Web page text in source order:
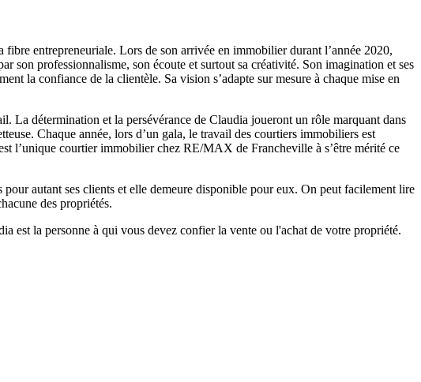
entrepreneuriale. Lors de son arrivée en immobilier durant l’année 2020,
son professionnalisme, son écoute et surtout sa créativité. Son imagination et ses
la confiance de la clientèle. Sa vision s’adapte sur mesure à chaque mise en
La détermination et la persévérance de Claudia joueront un rôle marquant dans
Chaque année, lors d’un gala, le travail des courtiers immobiliers est
l’unique courtier immobilier chez RE/MAX de Francheville à s’être mérité ce
autant ses clients et elle demeure disponible pour eux. On peut facilement lire
des propriétés.
est la personne à qui vous devez confier la vente ou l'achat de votre propriété.